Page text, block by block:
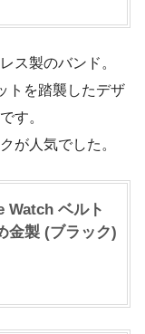
ス製のバンド。
トを踏襲したデザ
す。
が人気でした。
Watch ベルト
金製 (ブラック)